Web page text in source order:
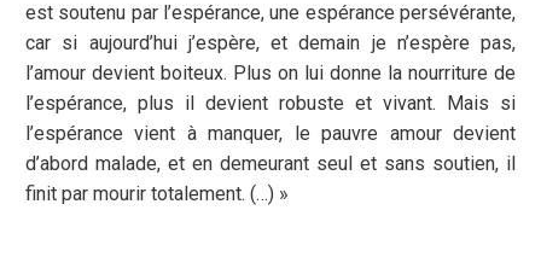
est soutenu par l’espérance, une espérance persévérante,
car si aujourd’hui j’espère, et demain je n’espère pas,
l’amour devient boiteux. Plus on lui donne la nourriture de
l’espérance, plus il devient robuste et vivant. Mais si
l’espérance vient à manquer, le pauvre amour devient
d’abord malade, et en demeurant seul et sans soutien, il
finit par mourir totalement. (…) »